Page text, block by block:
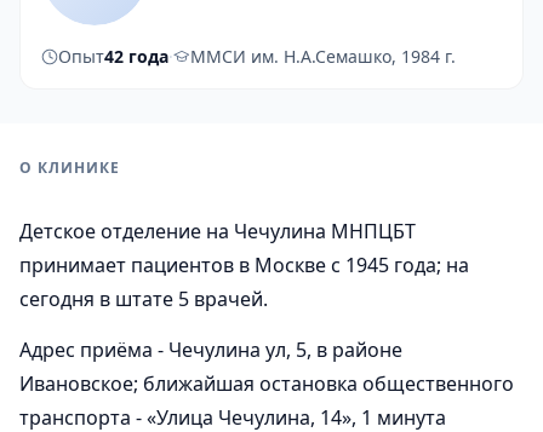
Опыт42 года· ММСИ им. Н.А.Семашко, 1984 г.
О КЛИНИКЕ
Детское отделение на Чечулина МНПЦБТ
принимает пациентов в Москве с 1945 года; на
сегодня в штате 5 врачей.
Адрес приёма - Чечулина ул, 5, в районе
Ивановское; ближайшая остановка общественного
транспорта - «Улица Чечулина, 14», 1 минута